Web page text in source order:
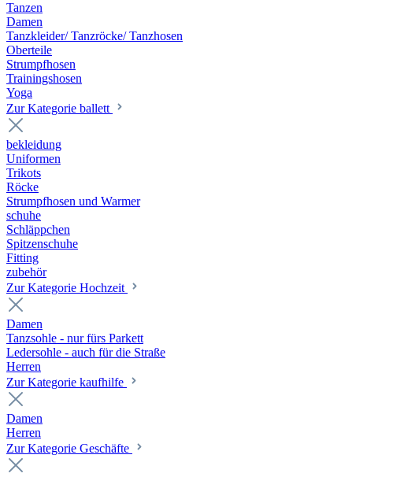
Tanzen
Damen
Tanzkleider/ Tanzröcke/ Tanzhosen
Oberteile
Strumpfhosen
Trainingshosen
Yoga
Zur Kategorie ballett
bekleidung
Uniformen
Trikots
Röcke
Strumpfhosen und Warmer
schuhe
Schläppchen
Spitzenschuhe
Fitting
zubehör
Zur Kategorie Hochzeit
Damen
Tanzsohle - nur fürs Parkett
Ledersohle - auch für die Straße
Herren
Zur Kategorie kaufhilfe
Damen
Herren
Zur Kategorie Geschäfte